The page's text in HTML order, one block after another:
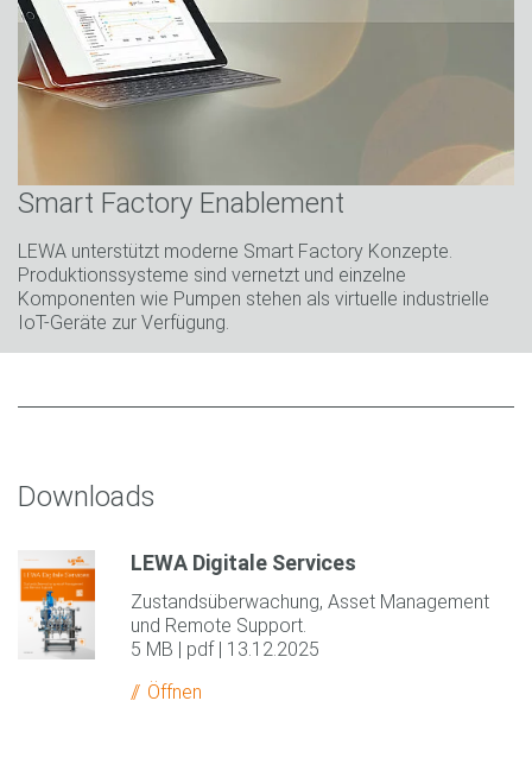
Smart Factory Enablement
LEWA unterstützt moderne Smart Factory Konzepte.
Produktionssysteme sind vernetzt und einzelne
Komponenten wie Pumpen stehen als virtuelle industrielle
IoT-Geräte zur Verfügung.
Downloads
LEWA Digitale Services
Zustandsüberwachung, Asset Management
und Remote Support.
5 MB | pdf | 13.12.2025
Öffnen